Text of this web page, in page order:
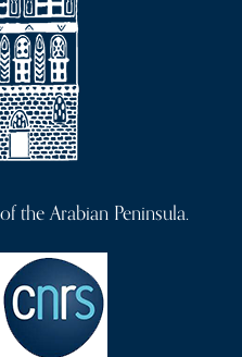
the Arabian Peninsula.